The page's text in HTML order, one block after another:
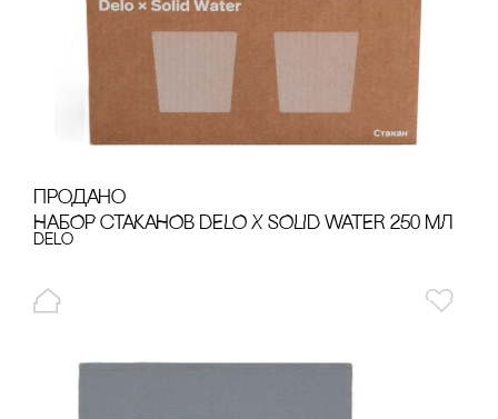
продано
НАБОР сТАКАНОВ DELO Х SOLID WATER 250 МЛ
Delo